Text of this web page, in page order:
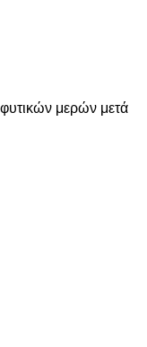
μερών μετά